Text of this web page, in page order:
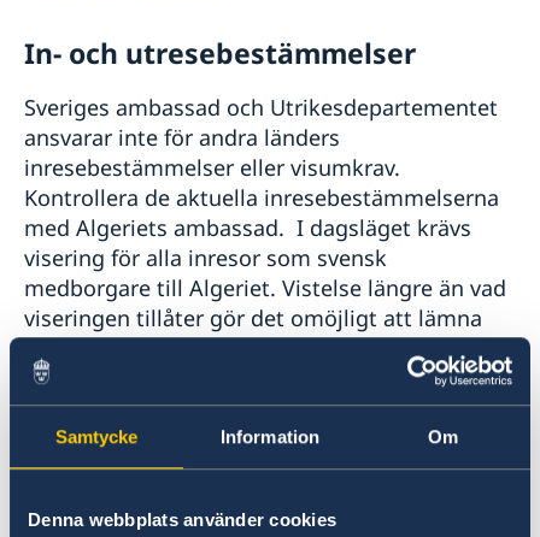
Samtycke Information Om
Denna webbplats använder cookies
In- och utresebestämmelser
Sveriges ambassad och Utrikesdepartementet
ansvarar inte för andra länders
inresebestämmelser eller visumkrav.
Kontrollera de aktuella inresebestämmelserna
med Algeriets ambassad. I dagsläget krävs
visering för alla inresor som svensk
medborgare till Algeriet. Vistelse längre än vad
viseringen tillåter gör det omöjligt att lämna
Algeriet utan kännbara efterföljder. Tänk på att
in- och utreseregler kan ändras med kort
varsel.
För barn med dubbla medborgarskap (svenskt
och algeriskt) som antingen har eget algeriskt